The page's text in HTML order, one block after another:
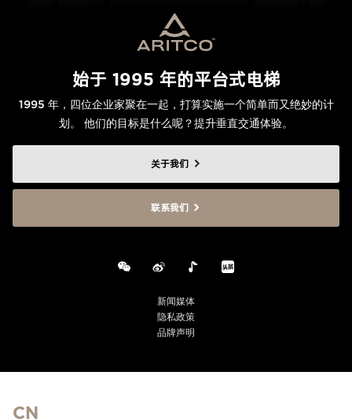
始于 1995 年的平台式电梯
1995 年，四位企业家聚在一起，打算实施一个简单而又绝妙的计
划。 他们的目标是什么呢？提升垂直交通体验。
关于我们
联系我们
新闻媒体
隐私政策
品牌声明
CN